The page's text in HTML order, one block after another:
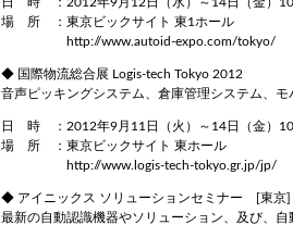
場 所 ：東京ビックサイト 東1ホール
http://www.autoid-expo.com/tokyo/
◆ 国際物流総合展 Logis-tech Tokyo 2012
音声ピッキングシステム、倉庫管理システム、モ
日 時 ：2012年9月11日（火）～14日（金）
場 所 ：東京ビックサイト 東ホール
http://www.logis-tech-tokyo.gr.jp/jp/
◆ アイニックス ソリューションセミナー [東京]
最新の自動認識機器やソリューション、及び、